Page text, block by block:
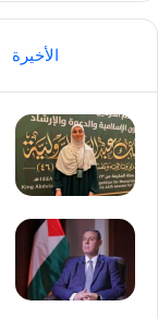
الأخيرة